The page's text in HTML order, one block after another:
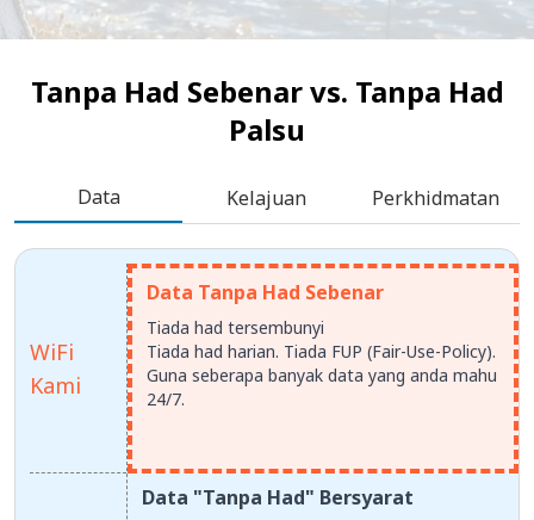
Tanpa Had Sebenar vs. Tanpa Had
Palsu
Data Kelajuan Perkhidmatan
WiFi
Kami
Data Tanpa Had Sebenar
Tiada had tersembunyi
Tiada had harian. Tiada FUP (Fair-Use-Policy).
Guna seberapa banyak data yang anda mahu
24/7.
Data "Tanpa Had" Bersyarat